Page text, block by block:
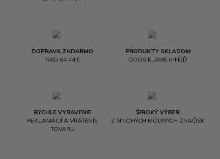
DOPRAVA ZADARMO
NAD 64.44 €
PRODUKTY SKLADOM
ODOSIELAME IHNEĎ
RÝCHLE VYBAVENIE
REKLAMÁCIÍ A VRÁTENIE
TOVARU
ŠIROKÝ VÝBER
Z MNOHÝCH MÓDNYCH ZNAČIEK